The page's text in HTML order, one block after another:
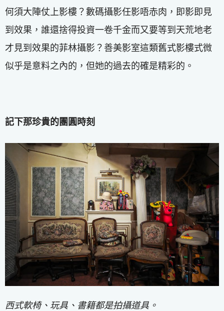
何須大陣仗上影樓？數碼攝影任影唔赤肉，即影即見
到效果，誰還捨得投資一卷千金而又要等到天荒地老
才見到效果的菲林攝影？善美影室這類舊式影樓式微
似乎是意料之內的，但她的過去的確是精彩的。
記下那珍貴的團圓時刻
西式軟椅、玩具、書籍都是拍攝道具。